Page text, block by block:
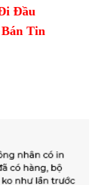
Đầu
Tin